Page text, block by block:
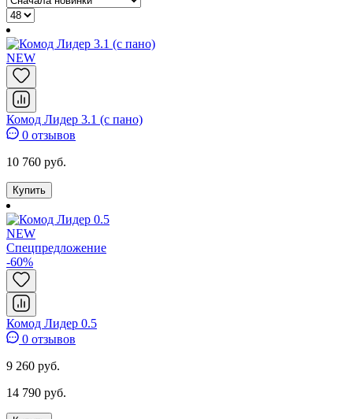
NEW
Комод Лидер 3.1 (с пано)
0 отзывов
10 760 руб.
Купить
NEW
Спецпредложение
-60%
Комод Лидер 0.5
0 отзывов
9 260 руб.
14 790 руб.